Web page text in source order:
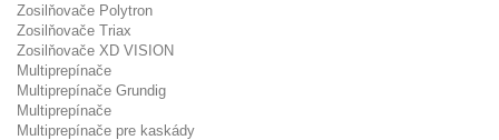
Zosilňovače Polytron
Zosilňovače Triax
Zosilňovače XD VISION
Multiprepínače
Multiprepínače Grundig
Multiprepínače
Multiprepínače pre kaskády